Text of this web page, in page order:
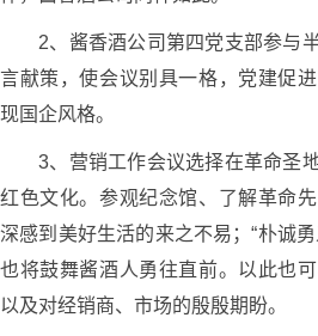
2、酱香酒公司第四党支部参与
言献策，使会议别具一格，党建促
现国企风格。
3、营销工作会议选择在革命圣
红色文化。参观纪念馆、了解革命
深感到美好生活的来之不易；“朴诚
也将鼓舞酱酒人勇往直前。以此也
以及对经销商、市场的殷殷期盼。